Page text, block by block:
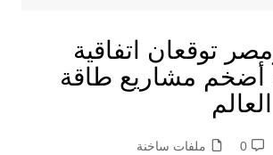
توقعان اتفاقية
أضخم مشاريع طاقة
0 ملفات ساخنة